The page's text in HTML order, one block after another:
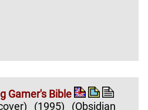
Gamer's Bible
(1995)
(Obsidian